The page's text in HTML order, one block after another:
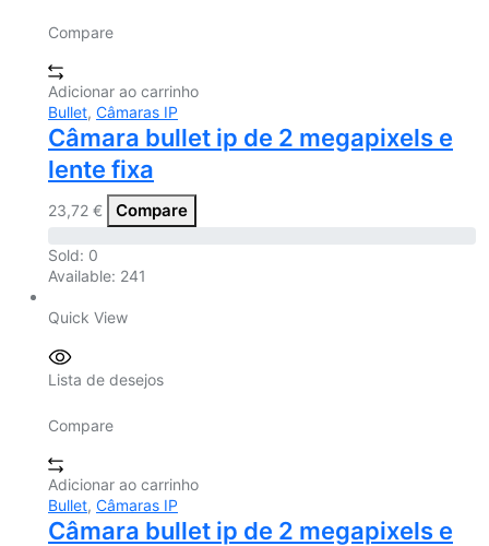
Compare
Adicionar ao carrinho
Bullet, Câmaras IP
Câmara bullet ip de 2 megapixels e
lente fixa
23,72 € Compare
Sold: 0
Available: 241
Quick View
Lista de desejos
Compare
Adicionar ao carrinho
Bullet, Câmaras IP
Câmara bullet ip de 2 megapixels e